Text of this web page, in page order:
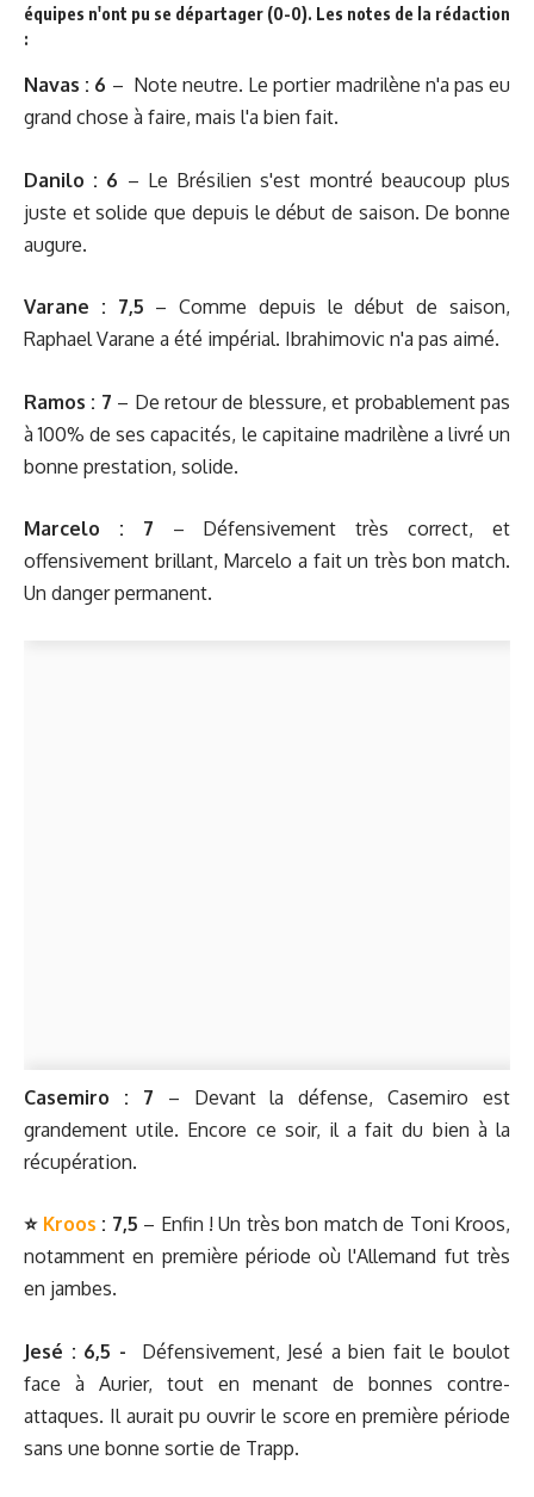
équipes n'ont pu se départager (0-0). Les notes de la rédaction
:
Navas : 6 – Note neutre. Le portier madrilène n'a pas eu
grand chose à faire, mais l'a bien fait.
Danilo : 6 – Le Brésilien s'est montré beaucoup plus
juste et solide que depuis le début de saison. De bonne
augure.
Varane : 7,5 – Comme depuis le début de saison,
Raphael Varane a été impérial. Ibrahimovic n'a pas aimé.
Ramos : 7 – De retour de blessure, et probablement pas
à 100% de ses capacités, le capitaine madrilène a livré un
bonne prestation, solide.
Marcelo : 7 – Défensivement très correct, et
offensivement brillant, Marcelo a fait un très bon match.
Un danger permanent.
Casemiro : 7 – Devant la défense, Casemiro est
grandement utile. Encore ce soir, il a fait du bien à la
récupération.
⭐️ Kroos : 7,5 – Enfin ! Un très bon match de Toni Kroos,
notamment en première période où l'Allemand fut très
en jambes.
Jesé : 6,5 -
Défensivement, Jesé a bien fait le boulot
face à Aurier, tout en menant de bonnes contre-
attaques. Il aurait pu ouvrir le score en première période
sans une bonne sortie de Trapp.